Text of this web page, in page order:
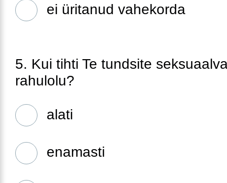
ei üritanud vahekorda
5. Kui tihti Te tundsite
rahulolu?
alati
enamasti